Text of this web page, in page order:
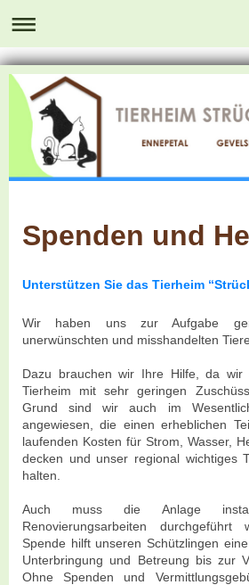
Spenden und
Unterstützen Sie das Tierheim
Wir haben uns zur Aufgabe
unerwünschten und misshandelten
Dazu brauchen wir Ihre Hilfe, da wir
Tierheim mit sehr geringen
Grund sind wir auch im
angewiesen, die einen erheblichen
laufenden Kosten für Strom, Wasser,
decken und unser regional wichtiges
halten.
Auch muss die Anlage
Renovierungsarbeiten
Spende hilft unseren Schützlingen
Unterbringung und Betreung bis zur
Ohne Spenden und